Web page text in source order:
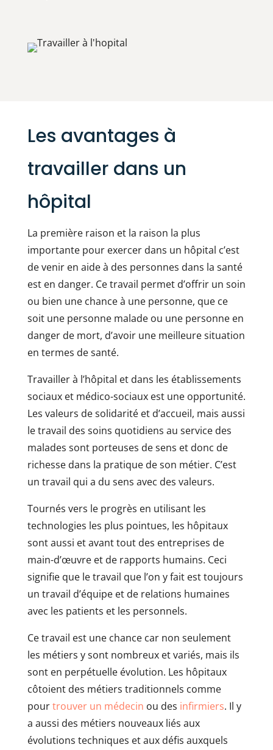
Les avantages à
travailler dans un
hôpital
La première raison et la raison la plus
importante pour exercer dans un hôpital c’est
de venir en aide à des personnes dans la santé
est en danger. Ce travail permet d’offrir un soin
ou bien une chance à une personne, que ce
soit une personne malade ou une personne en
danger de mort, d’avoir une meilleure situation
en termes de santé.
Travailler à l’hôpital et dans les établissements
sociaux et médico-sociaux est une opportunité.
Les valeurs de solidarité et d’accueil, mais aussi
le travail des soins quotidiens au service des
malades sont porteuses de sens et donc de
richesse dans la pratique de son métier. C’est
un travail qui a du sens avec des valeurs.
Tournés vers le progrès en utilisant les
technologies les plus pointues, les hôpitaux
sont aussi et avant tout des entreprises de
main-d’œuvre et de rapports humains. Ceci
signifie que le travail que l’on y fait est toujours
un travail d’équipe et de relations humaines
avec les patients et les personnels.
Ce travail est une chance car non seulement
les métiers y sont nombreux et variés, mais ils
sont en perpétuelle évolution. Les hôpitaux
côtoient des métiers traditionnels comme
pourtrouver un médecin ou des infirmiers. Il y
a aussi des métiers nouveaux liés aux
évolutions techniques et aux défis auxquels